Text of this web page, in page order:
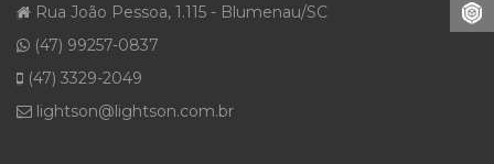
Rua João Pessoa, 1.115 - Blumenau/SC
(47) 99257-0837
(47) 3329-2049
lightson@lightson.com.br